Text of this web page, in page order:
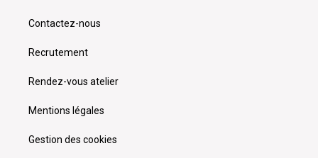
Contactez-nous
Recrutement
Rendez-vous atelier
Mentions légales
Gestion des cookies